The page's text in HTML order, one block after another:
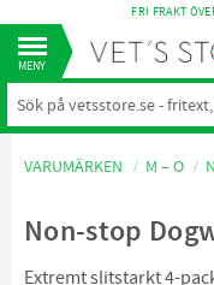
Meny
FRI FRAKT
VARUMÄRKEN M – O
Non-stop
Extremt slitstarkt 4-